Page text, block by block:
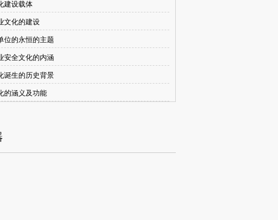
建设载体
文化的建设
位的永恒的主题
安全文化的内涵
诞生的历史背景
的涵义及功能